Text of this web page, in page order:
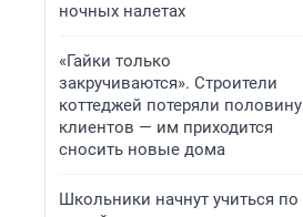
ночных налетах
«Гайки только
закручиваются». Строители
коттеджей потеряли половину
клиентов — им приходится
сносить новые дома
Школьники начнут учиться по